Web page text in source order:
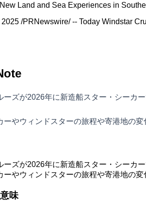
Land and Sea Experiences in
2025 /PRNewswire/ -- Today Windstar
ーズが2026年に新造船スター・シーカ
ーやウィンドスターの旅程や寄港地の
ーズが2026年に新造船スター・シーカ
ーやウィンドスターの旅程や寄港地の
味